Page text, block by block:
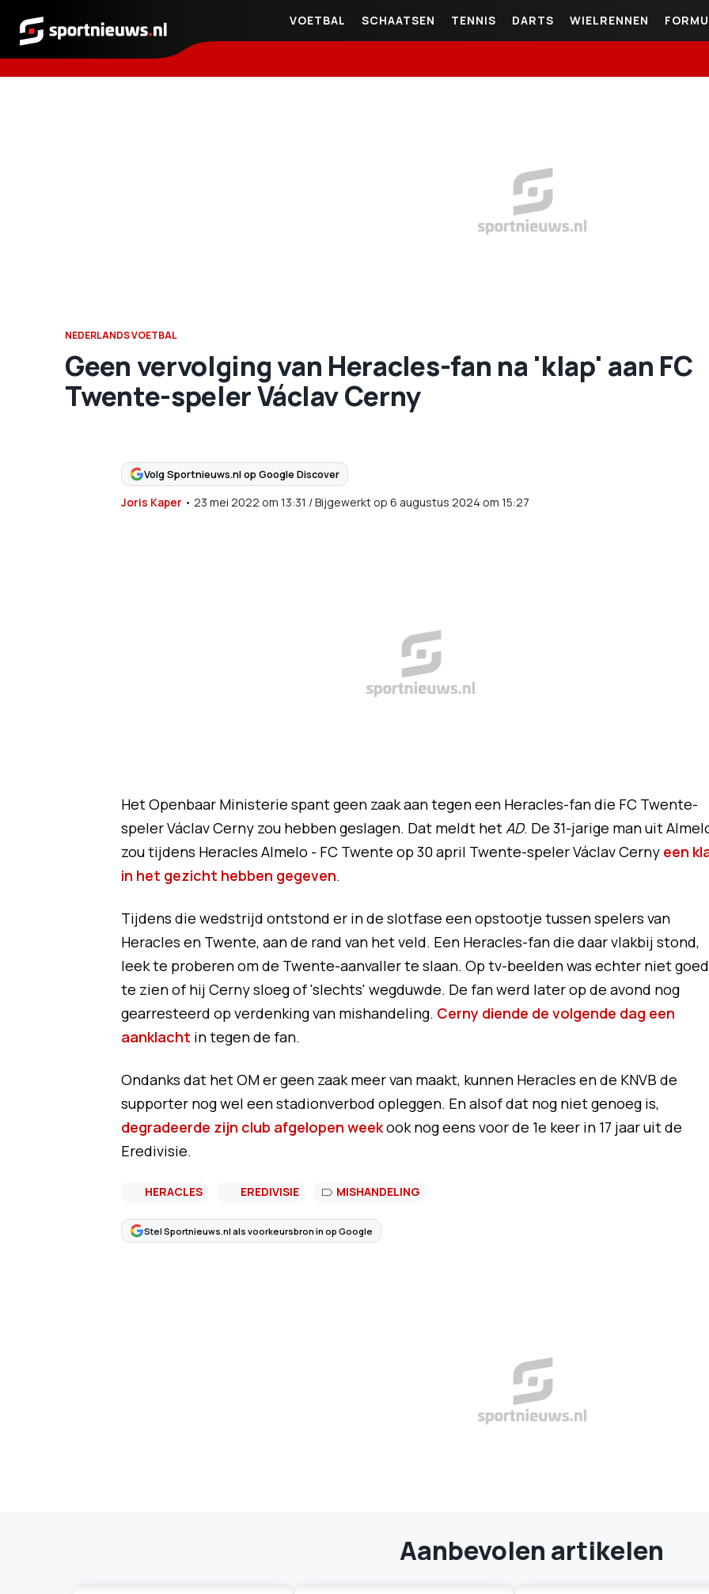
Sportnieuws.nl
VOETBAL SCHAATSEN TENNIS DARTS WIELRENNEN
NEDERLANDS VOETBAL
Geen vervolging van Heracles-fan na 'klap' aan FC
Twente-speler Václav Cerny
Volg Sportnieuws.nl op Google Discover
Joris Kaper• 23 mei 2022 om 13:31 /Bijgewerkt op 6 augustus 2024 om 15:27
Het Openbaar Ministerie spant geen zaak aan tegen een Heracles-fan die FC Twente-
speler Václav Cerny zou hebben geslagen. Dat meldt hetAD. De 31-jarige man uit
zou tijdens Heracles Almelo - FC Twente op 30 april Twente-speler Václav Cerny een
in het gezicht hebben gegeven.
Tijdens die wedstrijd ontstond er in de slotfase een opstootje tussen spelers van
Heracles en Twente, aan de rand van het veld. Een Heracles-fan die daar vlakbij stond,
leek te proberen om de Twente-aanvaller te slaan. Op tv-beelden was echter niet goed
te zien of hij Cerny sloeg of 'slechts' wegduwde. De fan werd later op de avond nog
gearresteerd op verdenking van mishandeling. Cerny diende de volgende dag een
aanklacht in tegen de fan.
Ondanks dat het OM er geen zaak meer van maakt, kunnen Heracles en de KNVB de
supporter nog wel een stadionverbod opleggen. En alsof dat nog niet genoeg is,
degradeerde zijn club afgelopen weekook nog eens voor de 1e keer in 17 jaar uit de
Eredivisie.
HERACLES EREDIVISIE MISHANDELING
Stel Sportnieuws.nl als voorkeursbron in op Google
Aanbevolen artikelen